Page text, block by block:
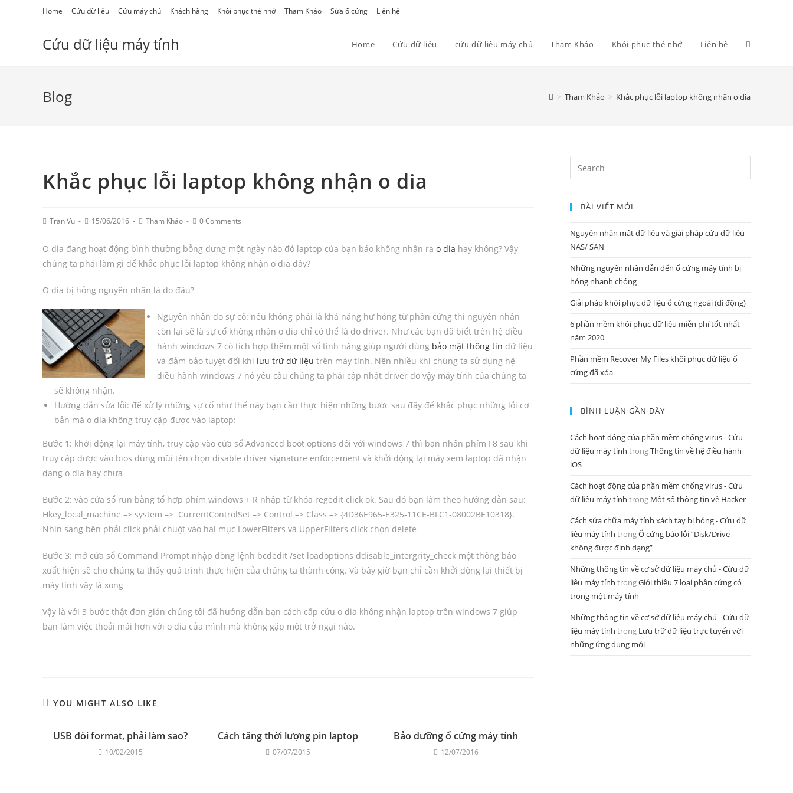
Home Cứu dữ liệu Cứu máy chủ Khách hàng Khôi phục thẻ nhớ Tham Khảo Sửa ổ cứng Liên hệ
Cứu dữ liệu máy tính Home Cứu dữ liệu cứu dữ liệu máy chủ Tham Khảo Khôi phục thẻ nhớ Liên hệ
Blog > Tham Khảo > Khắc phục lỗi laptop không nhận o dia
Khắc phục lỗi laptop không nhận o dia
PostTran Vu
Post15/06/2016
PostTham Khảo
Post0 Comments
O dia đang hoạt động bình thường bỗng dưng một ngày nào đó laptop của bạn báo không nhận ra o dia hay không? Vậy
chúng ta phải làm gì để khắc phục lỗi laptop không nhận o dia đây?
O dia bị hỏng nguyên nhân là do đâu?
Nguyên nhân do sự cố: nếu không phải là khả năng hư hỏng từ phần cứng thì nguyên nhân
còn lại sẽ là sự cố không nhận o dia chỉ có thể là do driver. Như các bạn đã biết trên hệ điều
hành windows 7 có tích hợp thêm một số tính năng giúp người dùng bảo mật thông tin dữ liệu
và đảm bảo tuyệt đối khi lưu trữ dữ liệu trên máy tính. Nên nhiều khi chúng ta sử dụng hệ
điều hành windows 7 nó yêu cầu chúng ta phải cập nhật driver do vậy máy tính của chúng ta
sẽ không nhận.
Hướng dẫn sửa lỗi: để xử lý những sự cố như thế này bạn cần thực hiện những bước sau đây để khắc phục những lỗi cơ
bản mà o dia không truy cập được vào laptop:
Bước 1: khởi động lại máy tính, truy cập vào cửa sổ Advanced boot options đối với windows 7 thì bạn nhấn phím F8 sau khi
truy cập được vào bios dùng mũi tên chọn disable driver signature enforcement và khởi động lại máy xem laptop đã nhận
dạng o dia hay chưa
Bước 2: vào cửa sổ run bằng tổ hợp phím windows + R nhập từ khóa regedit click ok. Sau đó bạn làm theo hướng dẫn sau:
Hkey_local_machine –> system –> CurrentControlSet –> Control –> Class –> {4D36E965-E325-11CE-BFC1-08002BE10318}.
Nhìn sang bên phải click phải chuột vào hai mục LowerFilters và UpperFilters click chọn delete
Bước 3: mở cửa sổ Command Prompt nhập dòng lệnh bcdedit /set loadoptions ddisable_intergrity_check một thông báo
xuất hiện sẽ cho chúng ta thấy quá trình thực hiện của chúng ta thành công. Và bây giờ bạn chỉ cần khởi động lại thiết bị
máy tính vậy là xong
Vậy là với 3 bước thật đơn giản chúng tôi đã hướng dẫn bạn cách cấp cứu o dia không nhận laptop trên windows 7 giúp
bạn làm việc thoải mái hơn với o dia của mình mà không gặp một trở ngại nào.
YOU MIGHT ALSO LIKE
USB đòi format, phải làm sao?
10/02/2015
Cách tăng thời lượng pin laptop
07/07/2015
Bảo dưỡng ổ cứng máy tính
12/07/2016
BÀI VIẾT MỚI
Nguyên nhân mất dữ liệu và giải pháp cứu dữ liệu
NAS/ SAN
Những nguyên nhân dẫn đến ổ cứng máy tính bị
hỏng nhanh chóng
Giải pháp khôi phục dữ liệu ổ cứng ngoài (di động)
6 phần mềm khôi phục dữ liệu miễn phí tốt nhất
năm 2020
Phần mềm Recover My Files khôi phục dữ liệu ổ
cứng đã xóa
BÌNH LUẬN GẦN ĐÂY
Cách hoạt động của phần mềm chống virus - Cứu
dữ liệu máy tính trongThông tin về hệ điều hành
iOS
Cách hoạt động của phần mềm chống virus - Cứu
dữ liệu máy tính trong Một số thông tin về Hacker
Cách sửa chữa máy tính xách tay bị hỏng - Cứu dữ
liệu máy tính trongỔ cứng báo lỗi “Disk/Drive
không được định dạng”
Những thông tin về cơ sở dữ liệu máy chủ - Cứu dữ
liệu máy tính trongGiới thiệu 7 loại phần cứng có
trong một máy tính
Những thông tin về cơ sở dữ liệu máy chủ - Cứu dữ
liệu máy tính trong Lưu trữ dữ liệu trực tuyến với
những ứng dụng mới